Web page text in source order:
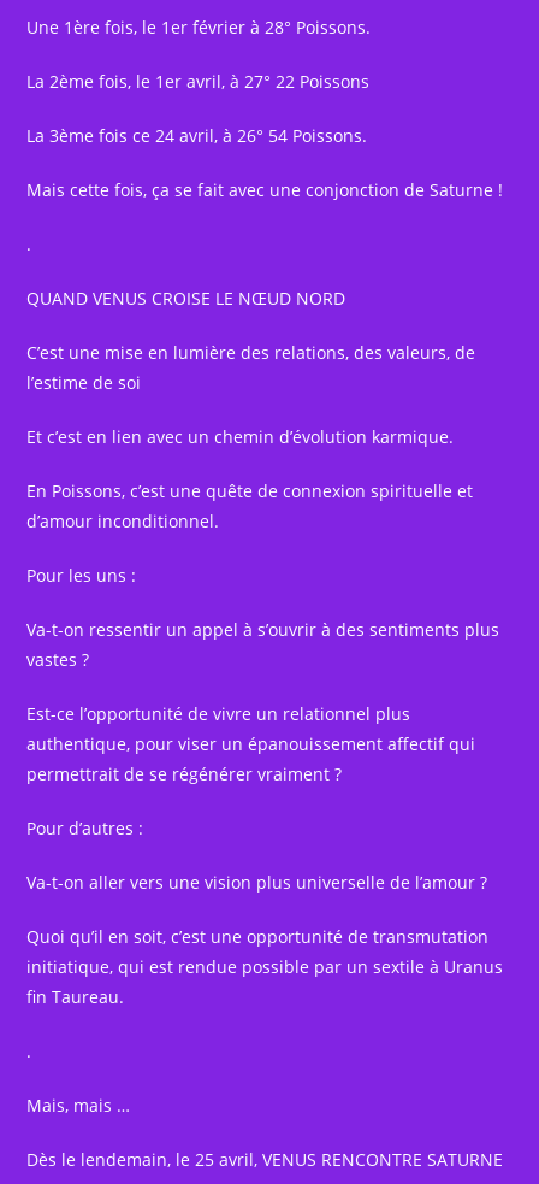
Une 1ère fois, le 1er février à 28° Poissons.
La 2ème fois, le 1er avril, à 27° 22 Poissons
La 3ème fois ce 24 avril, à 26° 54 Poissons.
Mais cette fois, ça se fait avec une conjonction de Saturne !
.
QUAND VENUS CROISE LE NŒUD NORD
C’est une mise en lumière des relations, des valeurs, de
l’estime de soi
Et c’est en lien avec un chemin d’évolution karmique.
En Poissons, c’est une quête de connexion spirituelle et
d’amour inconditionnel.
Pour les uns :
Va-t-on ressentir un appel à s’ouvrir à des sentiments plus
vastes ?
Est-ce l’opportunité de vivre un relationnel plus
authentique, pour viser un épanouissement affectif qui
permettrait de se régénérer vraiment ?
Pour d’autres :
Va-t-on aller vers une vision plus universelle de l’amour ?
Quoi qu’il en soit, c’est une opportunité de transmutation
initiatique, qui est rendue possible par un sextile à Uranus
fin Taureau.
.
Mais, mais …
Dès le lendemain, le 25 avril, VENUS RENCONTRE SATURNE